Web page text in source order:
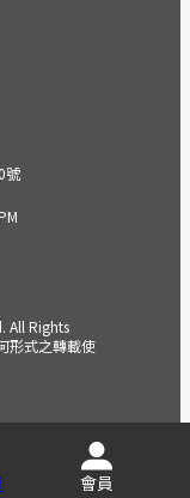
號
All Rights
形式之轉載使
會員